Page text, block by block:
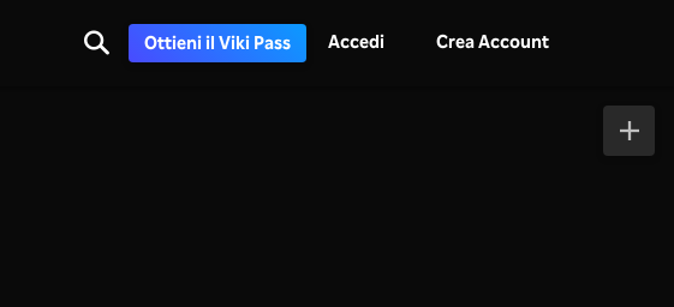
Ottieni il Viki Pass Accedi Crea Account